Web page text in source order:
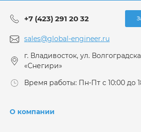
+7 (423) 291 20 32
sales@global-engineer.ru
г. Владивосток, ул.
«Снегири»
Время работы: Пн-Пт с 10:00 до
О компании